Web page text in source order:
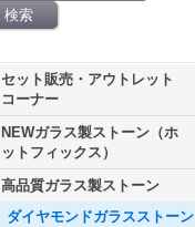
セット販売・アウトレット
コーナー
NEWガラス製ストーン（ホ
ットフィックス）
高品質ガラス製ストーン
ダイヤモンドガラスストーン